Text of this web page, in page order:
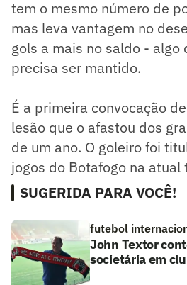
tem o mesmo número de
mas leva vantagem no
gols a mais no saldo - algo
precisa ser mantido.
É a primeira convocação
lesão que o afastou dos
de um ano. O goleiro foi
jogos do Botafogo na atual
SUGERIDA PARA VOCÊ!
futebol
John Textor
societária em